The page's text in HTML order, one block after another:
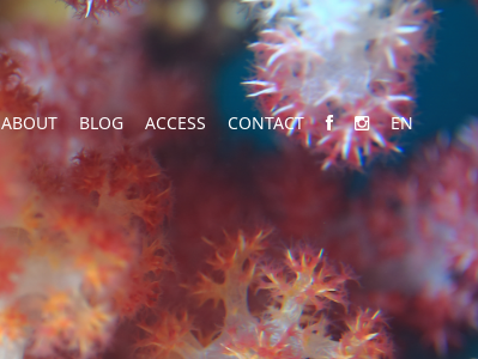
ABOUT BLOG ACCESS CONTACT EN